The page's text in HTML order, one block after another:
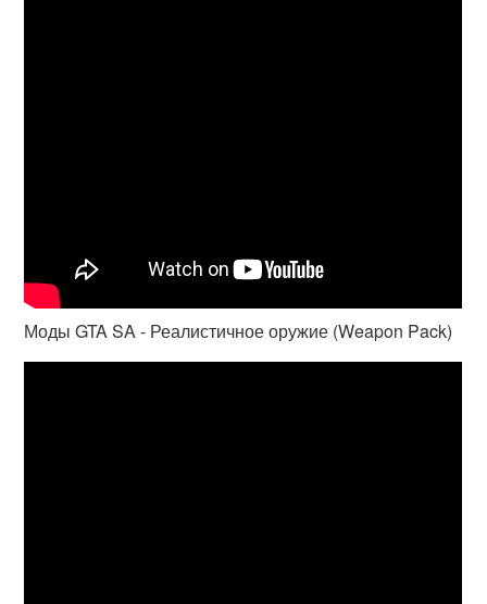
Моды GTA SA - Реалистичное оружие (Weapon Pack)